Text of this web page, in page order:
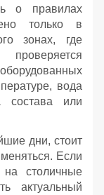
о правилах
только в
зонах, где
вода
состава или
дни, стоит
Если
столичные
актуальный